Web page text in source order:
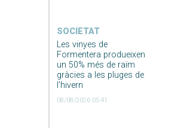
SOCIETAT
Les vinyes de
Formentera produeixen
un 50% més de raïm
gràcies a les pluges de
l’hivern
08/08/2026 05:41